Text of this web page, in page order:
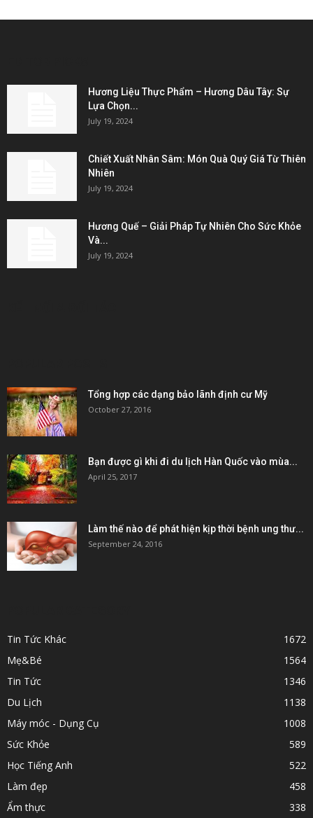
Hương Liệu Thực Phẩm – Hương Dâu Tây: Sự
Lựa Chọn...
July 19, 2024
Chiết Xuất Nhân Sâm: Món Quà Quý Giá Từ Thiên
Nhiên
July 19, 2024
Hương Quế – Giải Pháp Tự Nhiên Cho Sức Khỏe
Và...
July 19, 2024
Tổng hợp các dạng bảo lãnh định cư Mỹ
October 27, 2016
Bạn được gì khi đi du lịch Hàn Quốc vào mùa...
April 25, 2017
Làm thế nào để phát hiện kịp thời bệnh ung thư...
September 24, 2016
Tin Tức Khác
1672
Mẹ&Bé
1564
Tin Tức
1346
Du Lịch
1138
Máy móc - Dụng Cụ
1008
Sức Khỏe
589
Học Tiếng Anh
522
Làm đẹp
458
Ẩm thực
338